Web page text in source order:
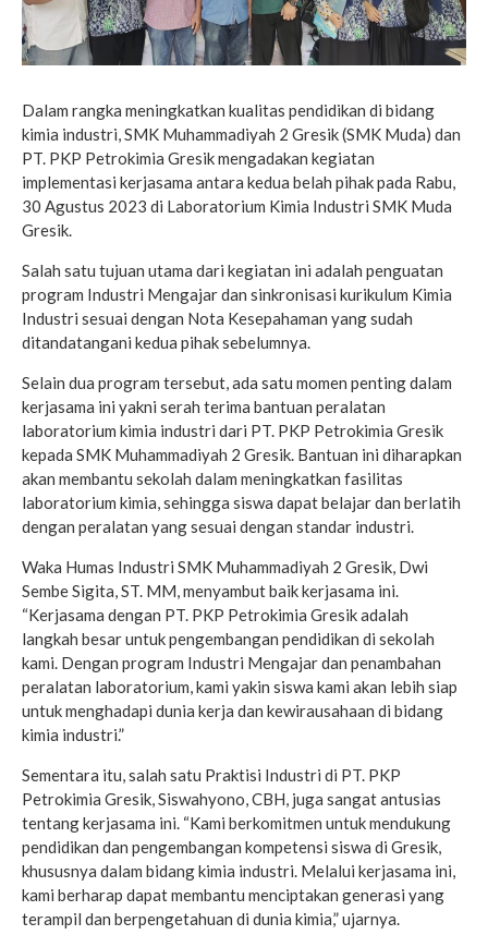
Dalam rangka meningkatkan kualitas pendidikan di bidang
kimia industri, SMK Muhammadiyah 2 Gresik (SMK Muda) dan
PT. PKP Petrokimia Gresik mengadakan kegiatan
implementasi kerjasama antara kedua belah pihak pada Rabu,
30 Agustus 2023 di Laboratorium Kimia Industri SMK Muda
Gresik.
Salah satu tujuan utama dari kegiatan ini adalah penguatan
program Industri Mengajar dan sinkronisasi kurikulum Kimia
Industri sesuai dengan Nota Kesepahaman yang sudah
ditandatangani kedua pihak sebelumnya.
Selain dua program tersebut, ada satu momen penting dalam
kerjasama ini yakni serah terima bantuan peralatan
laboratorium kimia industri dari PT. PKP Petrokimia Gresik
kepada SMK Muhammadiyah 2 Gresik. Bantuan ini diharapkan
akan membantu sekolah dalam meningkatkan fasilitas
laboratorium kimia, sehingga siswa dapat belajar dan berlatih
dengan peralatan yang sesuai dengan standar industri.
Waka Humas Industri SMK Muhammadiyah 2 Gresik, Dwi
Sembe Sigita, ST. MM, menyambut baik kerjasama ini.
“Kerjasama dengan PT. PKP Petrokimia Gresik adalah
langkah besar untuk pengembangan pendidikan di sekolah
kami. Dengan program Industri Mengajar dan penambahan
peralatan laboratorium, kami yakin siswa kami akan lebih siap
untuk menghadapi dunia kerja dan kewirausahaan di bidang
kimia industri.”
Sementara itu, salah satu Praktisi Industri di PT. PKP
Petrokimia Gresik, Siswahyono, CBH, juga sangat antusias
tentang kerjasama ini. “Kami berkomitmen untuk mendukung
pendidikan dan pengembangan kompetensi siswa di Gresik,
khususnya dalam bidang kimia industri. Melalui kerjasama ini,
kami berharap dapat membantu menciptakan generasi yang
terampil dan berpengetahuan di dunia kimia,” ujarnya.